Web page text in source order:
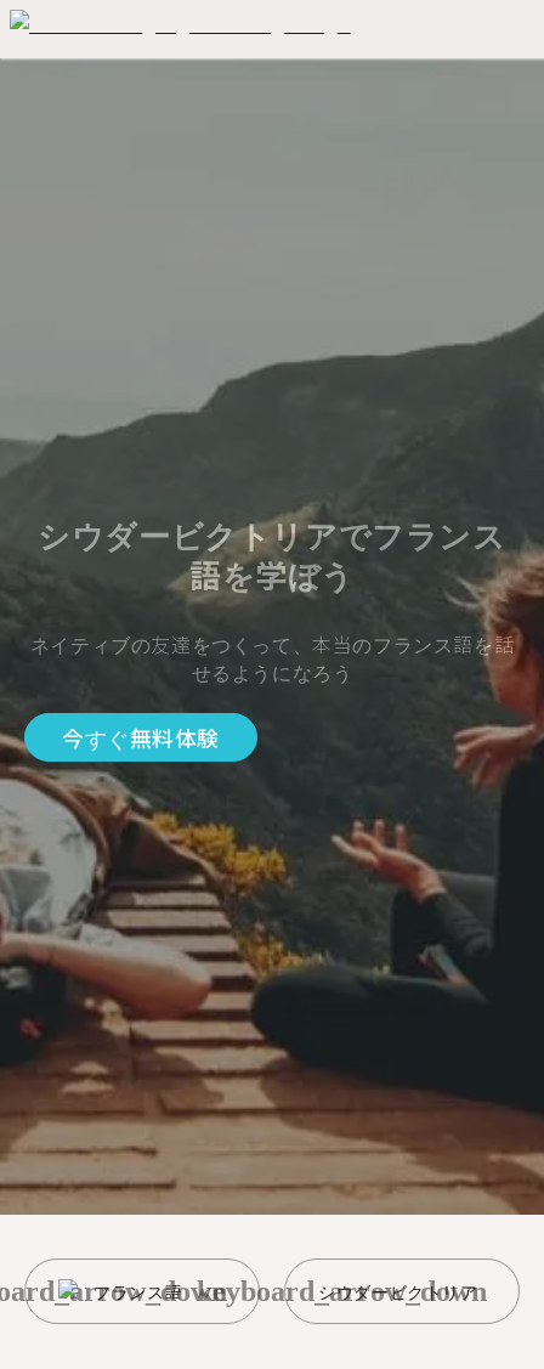
シウダービクトリアでフランス
語を学ぼう
ネイティブの友達をつくって、本当のフランス語を話
せるようになろう
今すぐ無料体験
フランス語 シウダービクトリア
keyboard_arrow_down